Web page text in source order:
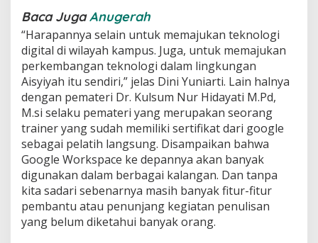
Baca JugaAnugerah
“Harapannya selain untuk memajukan teknologi
digital di wilayah kampus. Juga, untuk memajukan
perkembangan teknologi dalam lingkungan
Aisyiyah itu sendiri,” jelas Dini Yuniarti. Lain halnya
dengan pemateri Dr. Kulsum Nur Hidayati M.Pd,
M.si selaku pemateri yang merupakan seorang
trainer yang sudah memiliki sertifikat dari google
sebagai pelatih langsung. Disampaikan bahwa
Google Workspace ke depannya akan banyak
digunakan dalam berbagai kalangan. Dan tanpa
kita sadari sebenarnya masih banyak fitur-fitur
pembantu atau penunjang kegiatan penulisan
yang belum diketahui banyak orang.